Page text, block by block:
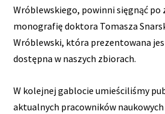
Wróblewskiego, powinni sięgnąć po
monografię doktora Tomasza
Wróblewski, która prezentowana
dostępna w naszych zbiorach.
W kolejnej gablocie umieściliśmy
aktualnych pracowników naukowych